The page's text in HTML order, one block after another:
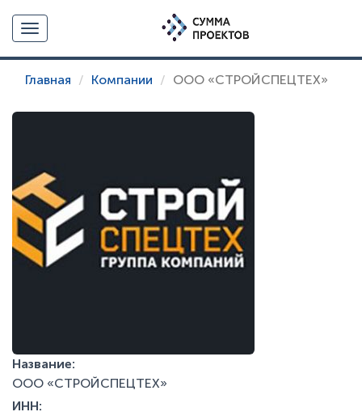
Toggle navigation
Главная Компании ООО «СТРОЙСПЕЦТЕХ»
Название:
ООО «СТРОЙСПЕЦТЕХ»
ИНН: